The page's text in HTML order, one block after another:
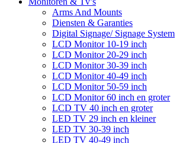
Arms And Mounts
Diensten & Garanties
Digital Signage/ Signage System
LCD Monitor 10-19 inch
LCD Monitor 20-29 inch
LCD Monitor 30-39 inch
LCD Monitor 40-49 inch
LCD Monitor 50-59 inch
LCD Monitor 60 inch en groter
LCD TV 40 inch en groter
LED TV 29 inch en kleiner
LED TV 30-39 inch
LED TV 40-49 inch